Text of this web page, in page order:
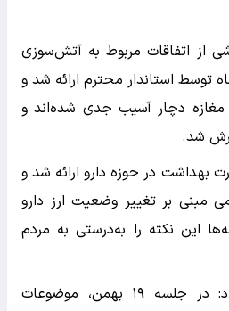
از اتفاقات مربوط به آتش‌سوزی
در ۱۸ و ۱۹ دی‌ماه توسط استاندار محترم ارائه شد و
اعلام شد که بالغ بر ۴۰۰ مغازه دچار آسیب جدی شده‌اند و
شد.
بهداشت در حوزه دارو ارائه شد و
مبنی بر تغییر وضعیت ارز دارو
این نکته را به‌درستی به مردم
سحنگوی دولت ادامه داد: در جلسه ۱۹ بهمن، موضوعات